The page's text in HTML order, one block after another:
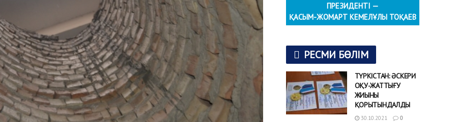
ПРЕЗИДЕНТІ —
ҚАСЫМ-ЖОМАРТ КЕМЕЛҰЛЫ ТОҚАЕВ
РЕСМИ БӨЛІМ
ТҮРКІСТАН: ӘСКЕРИ
ОҚУ-ЖАТТЫҒУ
ЖИЫНЫ
ҚОРЫТЫНДАЛДЫ
30.10.2021 0